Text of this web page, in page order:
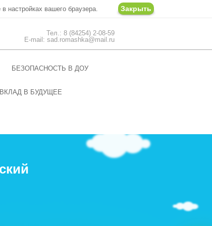
настройках вашего браузера. Закрыть
Тел.: 8 (84254) 2-08-59
E-mail: sad.romashka@mail.ru
БЕЗОПАСНОСТЬ В ДОУ
ВКЛАД В БУДУЩЕЕ